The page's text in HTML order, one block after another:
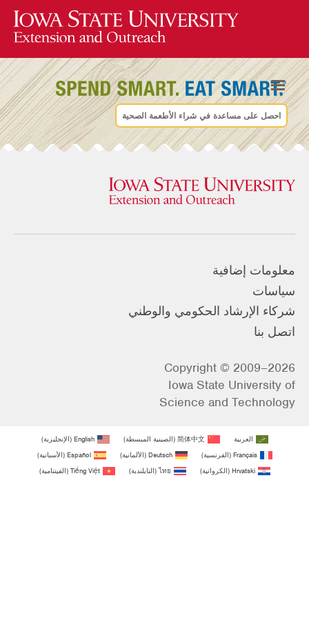
احصل على مساعدة في شراء الأطعمة الصحية
معلومات إضافية
سياسات
شركاء الإرشاد الحكومي والوطني
اتصل بنا
Copyright © 2009–2026
Iowa State University of
Science and Technology
العربية 简体中文
(الصينية المبسطة)
English
(الإنجليزية)
Français
(الفرنسية)
Deutsch
(الألمانية)
Español
(الأسبانية)
Hrvatski
(الكرواتية)
ไทย
(التايلندية)
Tiếng Việt
(الفيتنامية)